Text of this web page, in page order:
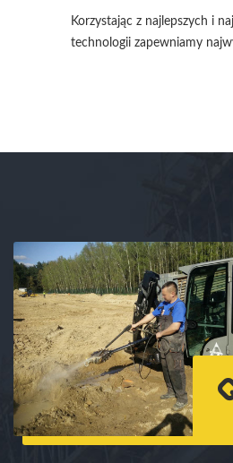
Korzystając z najlepszych i
technologii zapewniamy